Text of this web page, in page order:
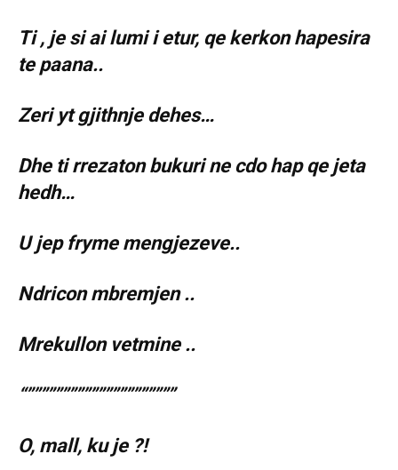
Ti , je si ai lumi i etur, qe kerkon hapesira
te paana..
Zeri yt gjithnje dehes…
Dhe ti rrezaton bukuri ne cdo hap qe jeta
hedh…
U jep fryme mengjezeve..
Ndricon mbremjen ..
Mrekullon vetmine ..
“”””””””””””””””””””””
O, mall, ku je ?!